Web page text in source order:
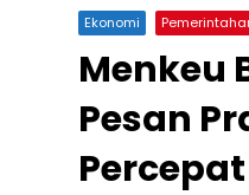
Ekonomi
Menkeu
Pesan